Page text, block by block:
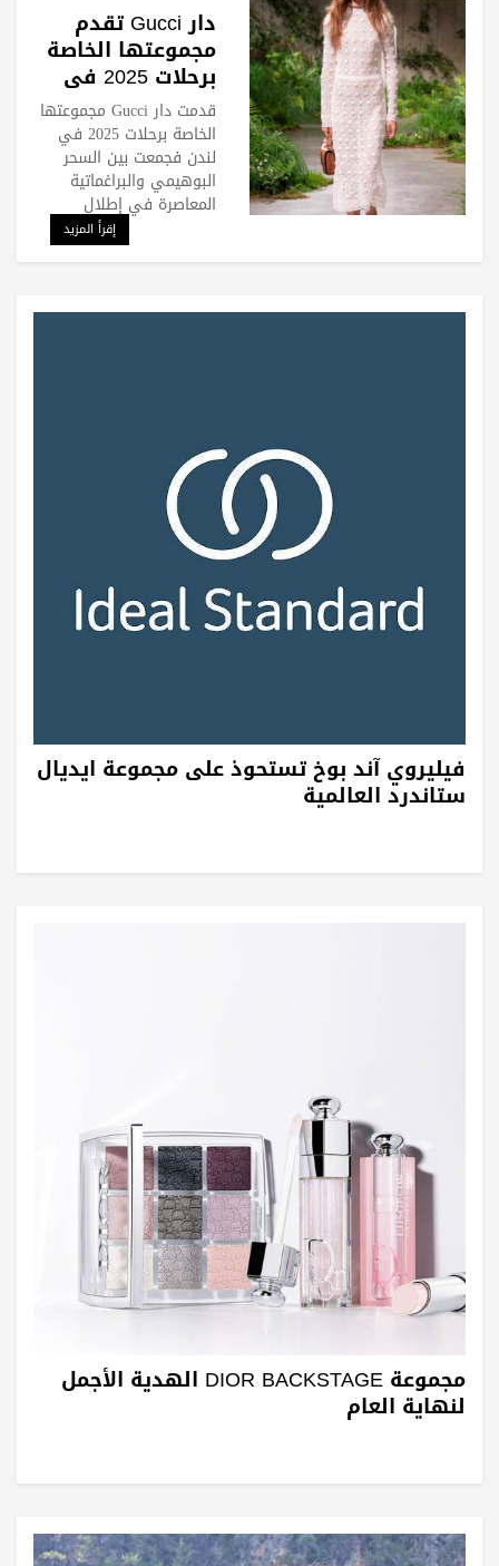
دار Gucci تقدم
مجموعتها الخاصة
برحلات 2025 في
لندن قدمت دار Gucci مجموعتها
الخاصة برحلات 2025 في
لندن فجمعت بين السحر
البوهيمي والبراغماتية
المعاصرة في إطلال
إقرأ المزيد
فيليروي آند بوخ تستحوذ على مجموعة ايديال
ستاندرد العالمية
مجموعة DIOR BACKSTAGE الهدية الأجمل
لنهاية العام